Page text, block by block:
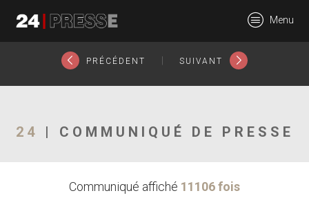
24Presse -
Communiqués de
Menu
PRÉCÉDENT SUIVANT
24 | COMMUNIQUÉ DE PRESSE
Communiqué affiché 11106 fois